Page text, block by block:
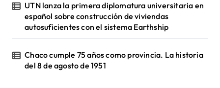
UTN lanza la primera diplomatura universitaria en
español sobre construcción de viviendas
autosuficientes con el sistema Earthship
Chaco cumple 75 años como provincia. La historia
del 8 de agosto de 1951